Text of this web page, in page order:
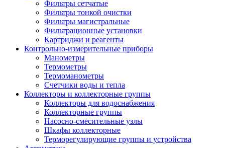
Фильтры сетчатые
Фильтры тонкой очистки
Фильтры магистральные
Фильтрационные установки
Картриджи и реагенты
Контрольно-измерительные приборы
Манометры
Термометры
Термоманометры
Счетчики воды и тепла
Коллекторы и коллекторные группы
Коллекторы для водоснабжения
Коллекторные группы
Насосно-смесительные узлы
Шкафы коллекторные
Терморегулирующие группы и устройства